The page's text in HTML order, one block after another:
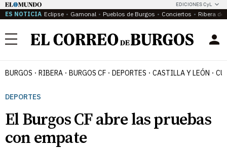
EDICIONES CyL
ES NOTICIA Eclipse Gamonal Pueblos de Burgos Conciertos Ribera del
Menú
BURGOS RIBERA BURGOS CF DEPORTES CASTILLA Y LEÓN
DEPORTES
El Burgos CF abre las pruebas
con empate